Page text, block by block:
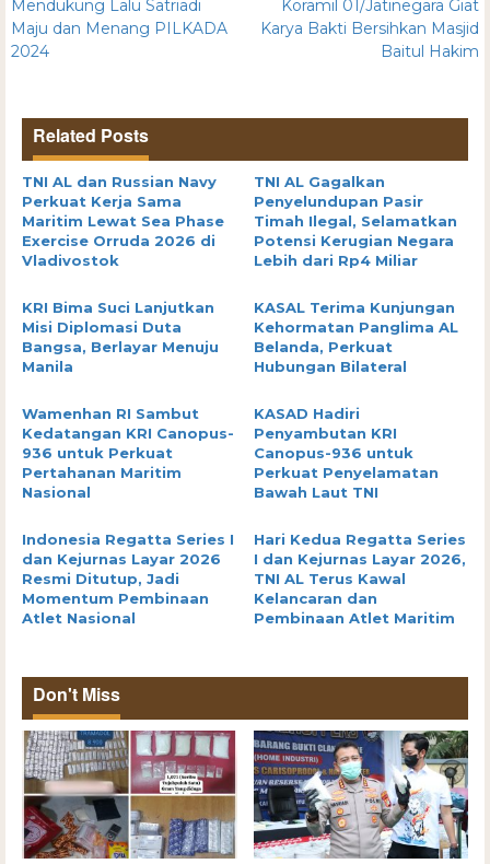
Mendukung Lalu Satriadi
Maju dan Menang PILKADA
2024
Koramil 01/Jatinegara Giat
Karya Bakti Bersihkan Masjid
Baitul Hakim
Related Posts
TNI AL dan Russian Navy
Perkuat Kerja Sama
Maritim Lewat Sea Phase
Exercise Orruda 2026 di
Vladivostok
TNI AL Gagalkan
Penyelundupan Pasir
Timah Ilegal, Selamatkan
Potensi Kerugian Negara
Lebih dari Rp4 Miliar
KRI Bima Suci Lanjutkan
Misi Diplomasi Duta
Bangsa, Berlayar Menuju
Manila
KASAL Terima Kunjungan
Kehormatan Panglima AL
Belanda, Perkuat
Hubungan Bilateral
Wamenhan RI Sambut
Kedatangan KRI Canopus-
936 untuk Perkuat
Pertahanan Maritim
Nasional
KASAD Hadiri
Penyambutan KRI
Canopus-936 untuk
Perkuat Penyelamatan
Bawah Laut TNI
Indonesia Regatta Series I
dan Kejurnas Layar 2026
Resmi Ditutup, Jadi
Momentum Pembinaan
Atlet Nasional
Hari Kedua Regatta Series
I dan Kejurnas Layar 2026,
TNI AL Terus Kawal
Kelancaran dan
Pembinaan Atlet Maritim
Don't Miss